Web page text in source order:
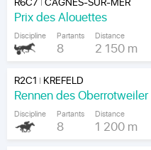
Prix des Alouettes
Discipline Partants
8
Distance
2 150 m
R2C1 | KREFELD
Discipline Partants
8
Distance
1 200 m